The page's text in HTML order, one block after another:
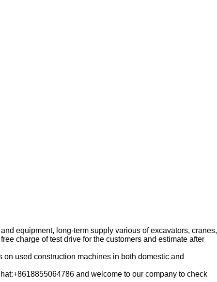
equipment, long-term supply various of excavators, cranes,
charge of test drive for the customers and estimate after
used construction machines in both domestic and
and welcome to our company to check